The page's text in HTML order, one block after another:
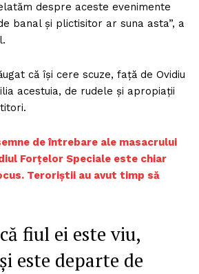
despre aceste evenimente
banal și plictisitor ar suna asta”, a
că își cere scuze, față de Ovidiu
acestuia, de rudele și apropiații
de întrebare ale masacrului
Forțelor Speciale este chiar
Teroriștii au avut timp să
fiul ei este viu,
este departe de